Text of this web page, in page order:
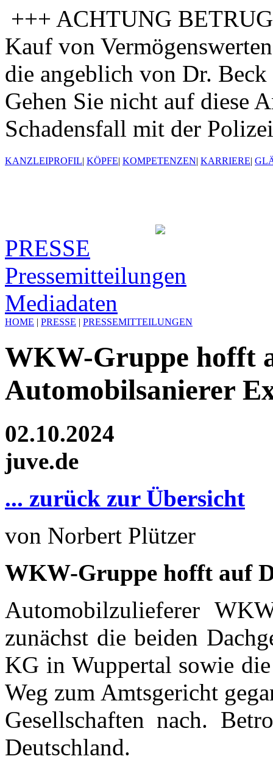
+++ ACHTUNG
Kauf von
die angeblich von Dr.
Gehen Sie nicht auf diese
Schadensfall mit der
KANZLEIPROFIL| KÖPFE| KOMPETENZEN| KARRIERE|
PRESSE
Pressemitteilungen
Mediadaten
HOME | PRESSE | PRESSEMITTEILUNGEN
WKW-Gruppe hofft
Automobilsanierer
02.10.2024
juve.de
... zurück zur Übersicht
von Norbert Plützer
WKW-Gruppe hofft auf
Automobilzulieferer
zunächst die beiden
KG in Wuppertal sowie
Weg zum Amtsgericht
Gesellschaften nach.
Deutschland.